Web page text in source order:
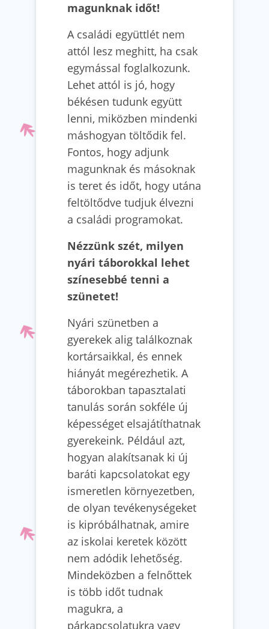
magunknak időt!
A családi együttlét nem
attól lesz meghitt, ha csak
egymással foglalkozunk.
Lehet attól is jó, hogy
békésen tudunk együtt
lenni, miközben mindenki
máshogyan töltődik fel.
Fontos, hogy adjunk
magunknak és másoknak
is teret és időt, hogy utána
feltöltődve tudjuk élvezni
a családi programokat.
Nézzünk szét, milyen
nyári táborokkal lehet
színesebbé tenni a
szünetet!
Nyári szünetben a
gyerekek alig találkoznak
kortársaikkal, és ennek
hiányát megérezhetik. A
táborokban tapasztalati
tanulás során sokféle új
képességet elsajátíthatnak
gyerekeink. Például azt,
hogyan alakítsanak ki új
baráti kapcsolatokat egy
ismeretlen környezetben,
de olyan tevékenységeket
is kipróbálhatnak, amire
az iskolai keretek között
nem adódik lehetőség.
Mindeközben a felnőttek
is több időt tudnak
magukra, a
párkapcsolatukra vagy